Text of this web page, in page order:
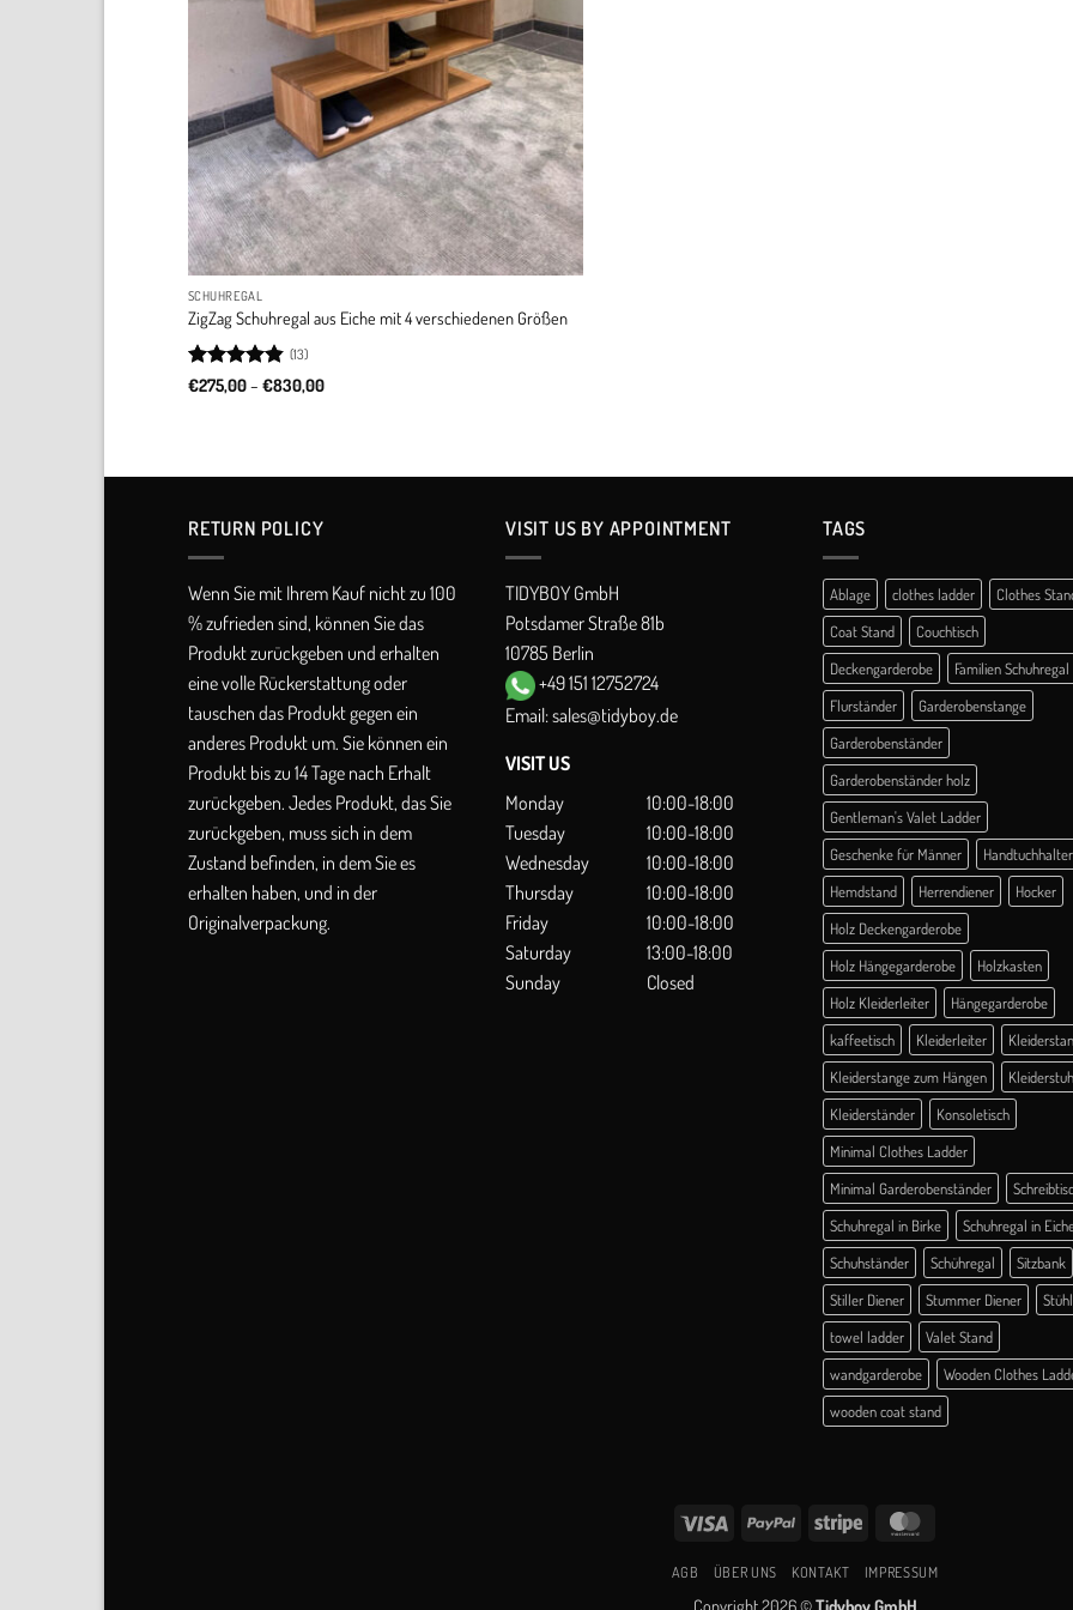
SCHUHREGAL
ZigZag Schuhregal aus Eiche mit 4 verschiedenen Größen
Rated4.85
(13)
€275,00– €830,00Price
RETURN POLICY​
Wenn Sie mit Ihrem Kauf nicht zu 100
% zufrieden sind, können Sie das
Produkt zurückgeben und erhalten
eine volle Rückerstattung oder
tauschen das Produkt gegen ein
anderes Produkt um. Sie können ein
Produkt bis zu 14 Tage nach Erhalt
zurückgeben. Jedes Produkt, das Sie
zurückgeben, muss sich in dem
Zustand befinden, in dem Sie es
erhalten haben, und in der
Originalverpackung.
VISIT US BY APPOINTMENT
TIDYBOY GmbH
Potsdamer Straße 81b
10785 Berlin
+49 151 12752724
Email:sales@tidyboy.de
VISIT US
Monday
10:00-18:00
Tuesday
10:00-18:00
Wednesday
10:00-18:00
Thursday
10:00-18:00
Friday
10:00-18:00
Saturday
13:00-18:00
Sunday
Closed
TAGS
Ablage clothes ladder
Clothes
Coat Stand
Couchtisch
Deckengarderobe
Familien Schuhregal
Flurständer
Garderobenstange
Garderobenständer
Garderobenständer holz
Gentleman's Valet Ladder
Geschenke für Männer
Handtuchhalter
Hemdstand
Herrendiener
Hocker
Holz Deckengarderobe
Holz Hängegarderobe
Holzkasten
Holz Kleiderleiter
Hängegarderobe
kaffeetisch
Kleiderleiter
Kleiderstange zum Hängen
Kleiderständer
Konsoletisch
Minimal Clothes Ladder
Minimal Garderobenständer
Schuhregal in Birke
Schuhregal in
Schuhständer
Schühregal
Sitzbank
Stiller Diener
Stummer Diener
towel ladder
Valet Stand
wandgarderobe
Wooden Clothes
wooden coat stand
Visa PayPal Stripe
AGB ÜBER UNS KONTAKT IMPRESSUM
Copyright 2026 ©Tidyboy GmbH